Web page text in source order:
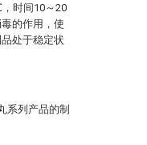
时间10～20
的作用，使
处于稳定状
系列产品的制